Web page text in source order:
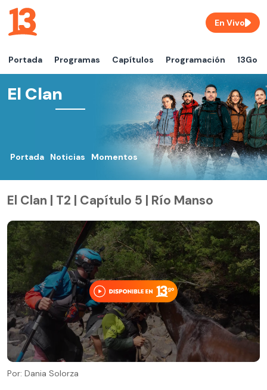
Portada Programas Capítulos Programación 13Go
En Vivo
El Clan
Portada Noticias Momentos
El Clan | T2 | Capítulo 5 | Río Manso
Por: Dania Solorza